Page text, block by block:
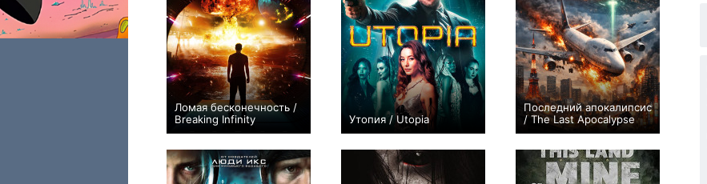
Ломая бесконечность /
Breaking Infinity
+1
Утопия / Utopia
+1
Последний апокалипсис
/ The Last Apocalypse
−1